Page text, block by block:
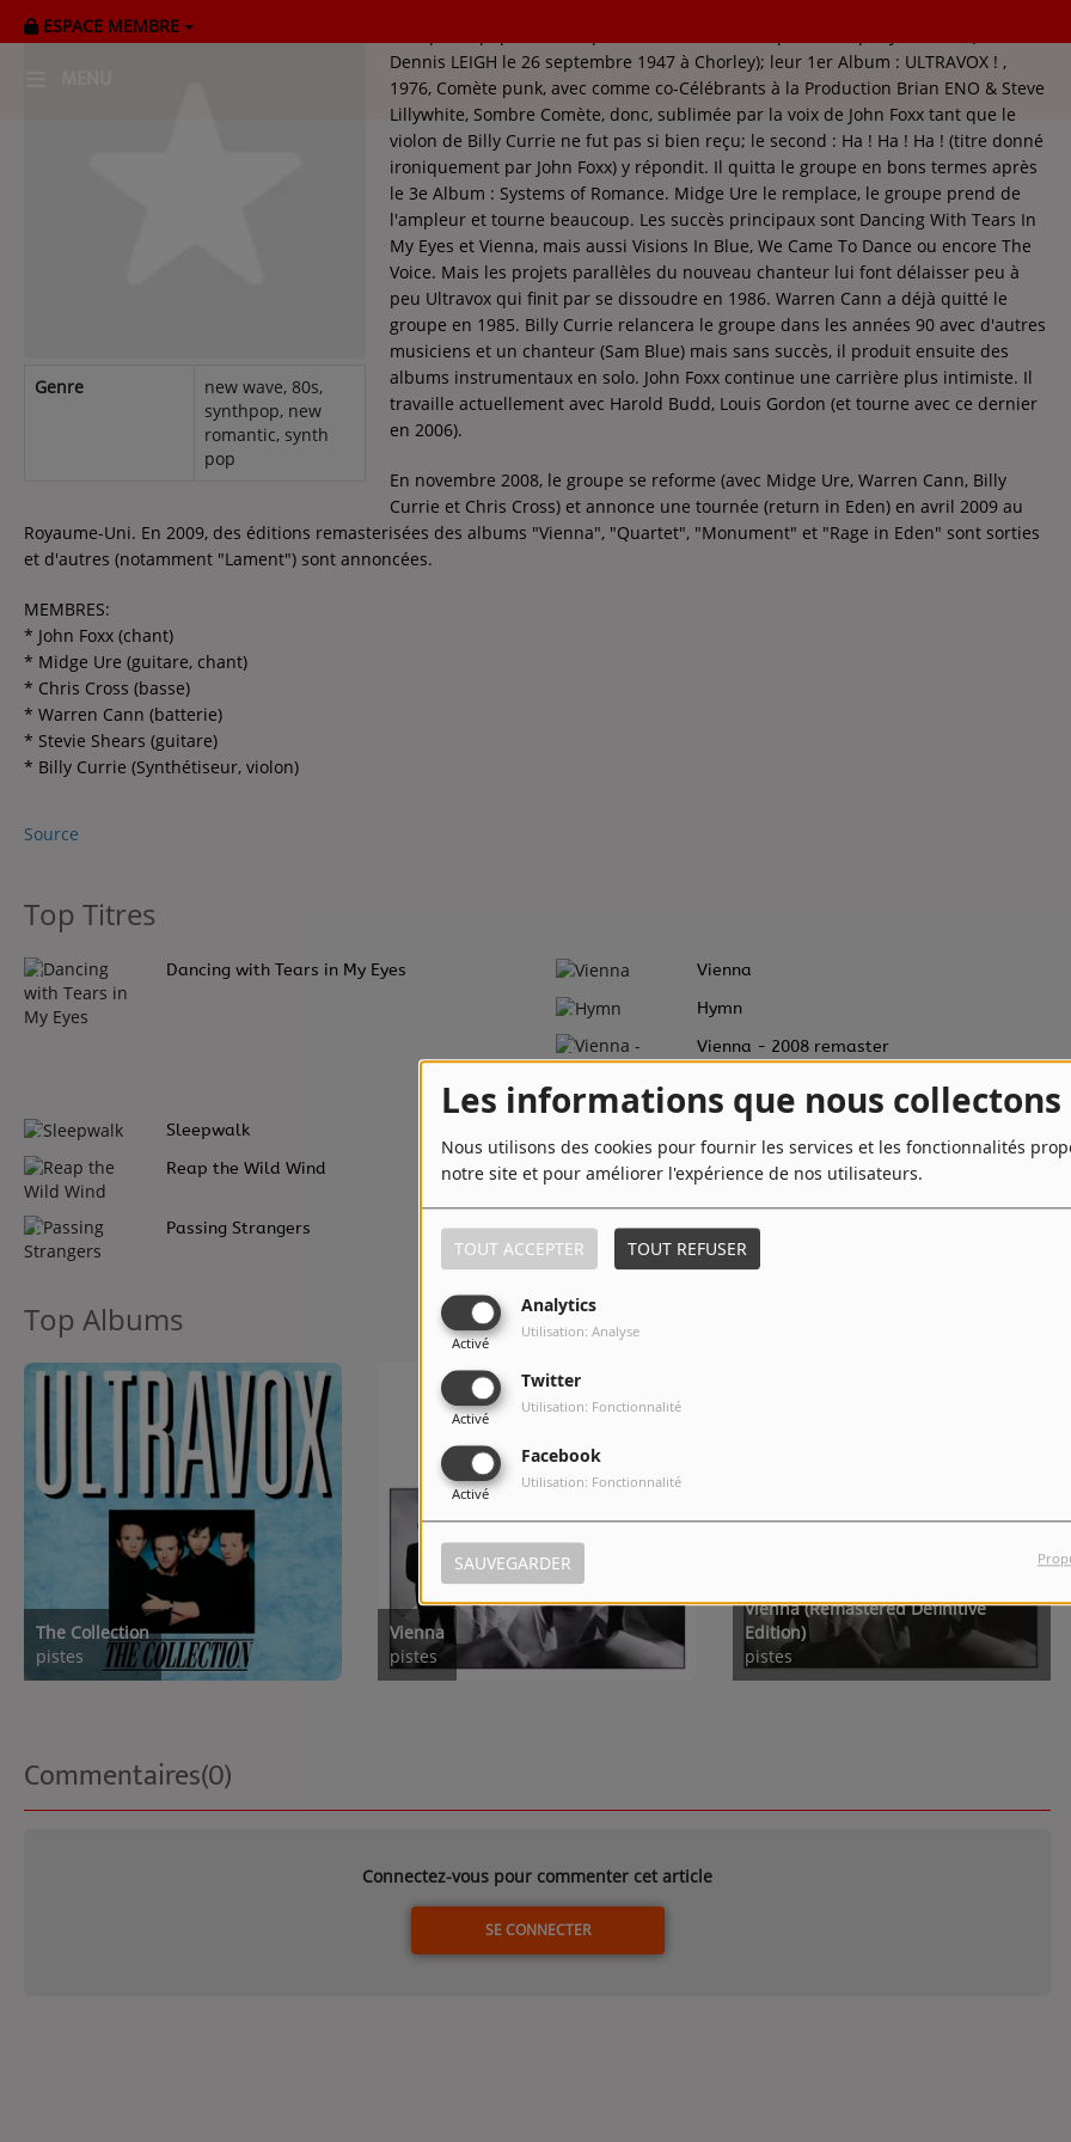
Les informations que nous collectons
Nous utilisons des cookies pour fournir les services et les fonctionnalités
notre site et pour améliorer l'expérience de nos utilisateurs.
TOUT ACCEPTER TOUT REFUSER
Analytics
Activé
Utilisation: Analyse
Twitter
Activé
Utilisation: Fonctionnalité
Facebook
Activé
Utilisation: Fonctionnalité
SAUVEGARDER
ESPACE MEMBRE
Contact
Contact
Régie Publicitaire
Fréquences
Genre
new wave, 80s,
synthpop, new
romantic, synth
pop
Dennis LEIGH le 26 septembre 1947 à Chorley); leur 1er Album : ULTRAVOX ! ,
1976, Comète punk, avec comme co-Célébrants à la Production Brian ENO & Steve
Lillywhite, Sombre Comète, donc, sublimée par la voix de John Foxx tant que le
violon de Billy Currie ne fut pas si bien reçu; le second : Ha ! Ha ! Ha ! (titre donné
ironiquement par John Foxx) y répondit. Il quitta le groupe en bons termes après
le 3e Album : Systems of Romance. Midge Ure le remplace, le groupe prend de
l'ampleur et tourne beaucoup. Les succès principaux sont Dancing With Tears In
My Eyes et Vienna, mais aussi Visions In Blue, We Came To Dance ou encore The
Voice. Mais les projets parallèles du nouveau chanteur lui font délaisser peu à
peu Ultravox qui finit par se dissoudre en 1986. Warren Cann a déjà quitté le
groupe en 1985. Billy Currie relancera le groupe dans les années 90 avec d'autres
musiciens et un chanteur (Sam Blue) mais sans succès, il produit ensuite des
albums instrumentaux en solo. John Foxx continue une carrière plus intimiste. Il
travaille actuellement avec Harold Budd, Louis Gordon (et tourne avec ce dernier
en 2006).
En novembre 2008, le groupe se reforme (avec Midge Ure, Warren Cann, Billy
Currie et Chris Cross) et annonce une tournée (return in Eden) en avril 2009 au
Royaume-Uni. En 2009, des éditions remasterisées des albums "Vienna", "Quartet", "Monument" et "Rage in Eden" sont sorties
et d'autres (notamment "Lament") sont annoncées.
MEMBRES:
* John Foxx (chant)
* Midge Ure (guitare, chant)
* Chris Cross (basse)
* Warren Cann (batterie)
* Stevie Shears (guitare)
* Billy Currie (Synthétiseur, violon)
Source
Top Titres
1 Dancing with Tears in My Eyes 2 Vienna
3 Hymn
4 Vienna - 2008 remaster
5 Sleepwalk
7 Reap the Wild Wind 8 All Stood Still
9 Passing Strangers 10 We Came to Dance
Top Albums
The Collection
pistes
Vienna
pistes
Vienna (Remastered Definitive
Edition)
pistes
Commentaires(0)
Connectez-vous pour commenter cet article
SE CONNECTER